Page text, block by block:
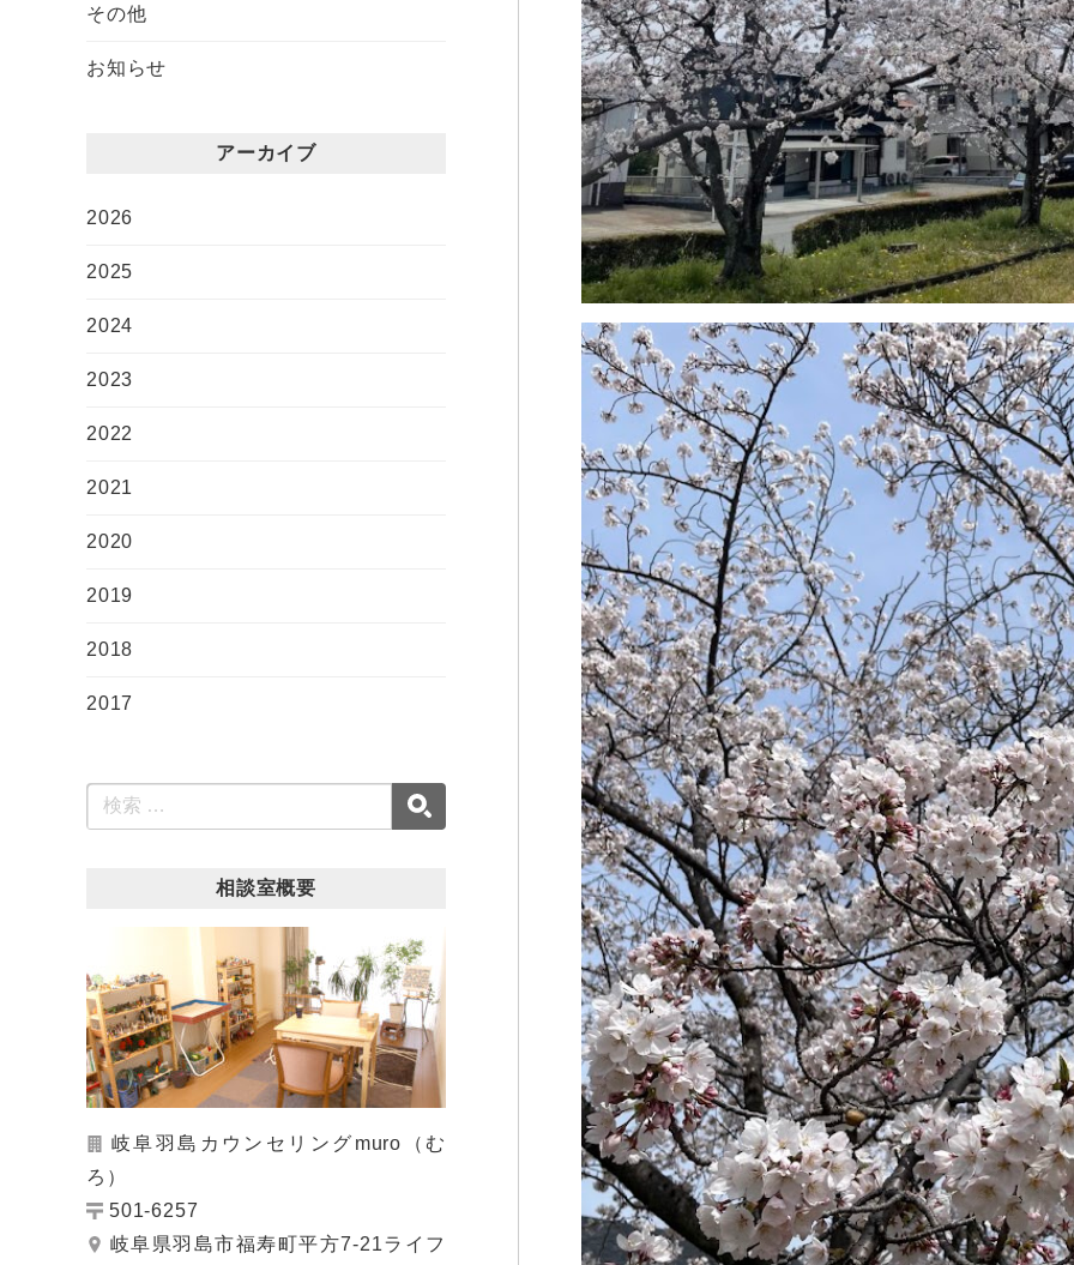
その他
お知らせ
アーカイブ
2026
2025
2024
2023
2022
2021
2020
2019
2018
2017
相談室概要
岐阜羽島カウンセリングmuro（む
ろ）
501-6257
岐阜県羽島市福寿町平方7-21ライフ